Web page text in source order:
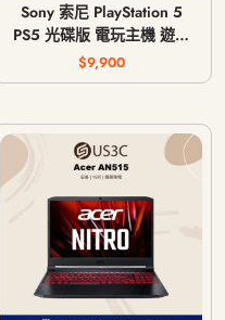
Sony 索尼 PlayStation 5
PS5 光碟版 電玩主機 遊戲
主機 CFI-1018A / CFI-
1118A / CFI-1218A
$9,900